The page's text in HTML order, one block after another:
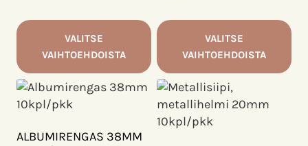
VALITSE
VAIHTOEHDOISTA
Tällä
tuotteella
useampi
VALITSE
VAIHTOEHDOISTA
Tällä
tuotteella
on
useampi
ALBUMIRENGAS 38MM